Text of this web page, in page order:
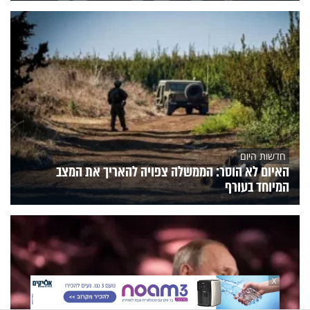
חדשות היום
האיום לא הוסר: הממשלה צפויה להאריך את המצב
המיוחד בעורף
X